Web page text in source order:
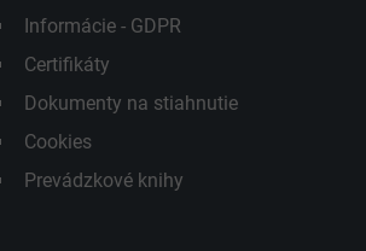
Informácie - GDPR
Certifikáty
Dokumenty na stiahnutie
Cookies
Prevádzkové knihy